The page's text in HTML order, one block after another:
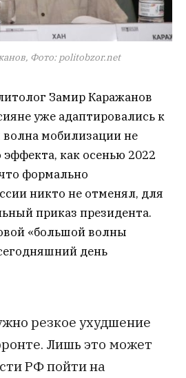
Фото: politobzor.net
Замир Каражанов
уже адаптировались к
волна мобилизации не
как осенью 2022
формально
никто не отменял, для
приказ президента.
«большой волны
день
резкое ухудшение
Лишь это может
РФ пойти на